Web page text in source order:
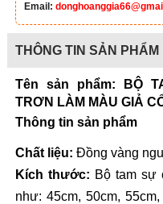
Email:
THÔNG TIN SẢN PHẨM
Tên sản phẩm: BỘ
TRƠN LÀM MÀU GIẢ
Thông tin sản phẩm
Chất liệu: Đồng vàng
Kích thước: Bộ tam sự
như: 45cm, 50cm,